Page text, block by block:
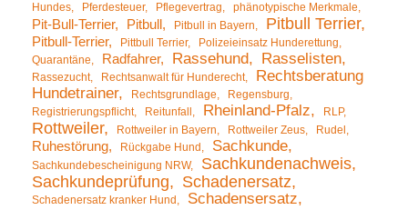
Hundes
Pferdesteuer Pflegevertrag phänotypische Merkmale
Pit-Bull-Terrier Pitbull Pitbull in Bayern Pitbull Terrier
Pitbull-Terrier Pittbull Terrier
Polizeieinsatz Hunderettung
Quarantäne
Radfahrer Rassehund Rasselisten
Rassezucht Rechtsanwalt für Hunderecht
Rechtsberatung
Hundetrainer
Rechtsgrundlage
Regensburg
Registrierungspflicht
Reitunfall Rheinland-Pfalz RLP
Rottweiler Rottweiler in Bayern Rottweiler Zeus Rudel
Ruhestörung Rückgabe Hund Sachkunde
Sachkundebescheinigung NRW
Sachkundenachweis
Sachkundeprüfung
Schadenersatz
Schadenersatz kranker Hund Schadensersatz